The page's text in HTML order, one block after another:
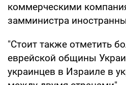
коммерческими
замминистра
"Стоит также отметить
еврейской общины
украинцев в Израиле в